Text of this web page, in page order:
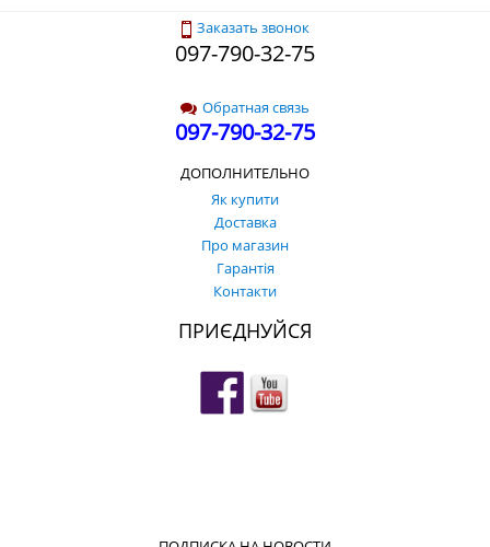
Заказать звонок
097-790-32-75
Обратная связь
097-790-32-75
ДОПОЛНИТЕЛЬНО
Як купити
Доставка
Про магазин
Гарантія
Контакти
ПРИЄДНУЙСЯ